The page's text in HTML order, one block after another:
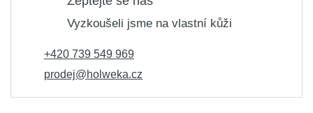
Vyzkoušeli jsme na vlastní kůži
+420 739 549 969
prodej@holweka.cz